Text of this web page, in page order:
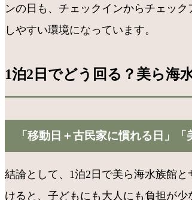
ンの日も、チェックインからチェッ
しやすい環境になっています。
1泊2日でどう回る？美ら海
「移動日＋古民家に慣れる日」
結論として、1泊2日で美ら海水族館
けると、子どもにも大人にも負担が少